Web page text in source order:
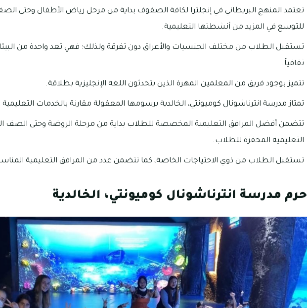
تعتمد المنهج البريطاني في إنجلترا لكافة الصفوف بداية من مرحل رياض الأطفال وحتى
للتوسع في المزيد من أنشطتها التعليمية.
تستقبل الطلاب من مختلف الجنسيات والأعراق دون تفرقة ولذلك؛ فهي تعد واحدة من
ثقافياً.
تتميز بوجود فريق من المعلمين المهرة الذين يتحدثون اللغة الإنجليزية بطلاقة.
تمتاز مدرسة انترناشونال كوميونتي، الخالدية برسومها المعقولة مقارنة بالخدمات التعليمية
تتضمن أفضل المرافق التعليمية المخصصة للطلاب بداية من مرحلة الروضة وحتى الصف
التعليمية المحفزة للطلاب.
تستقبل الطلاب من ذوي الاحتياجات الخاصة، كما تتضمن عدد من المرافق التعليمية
حرم مدرسة انترناشونال كوميونتي، الخالدية